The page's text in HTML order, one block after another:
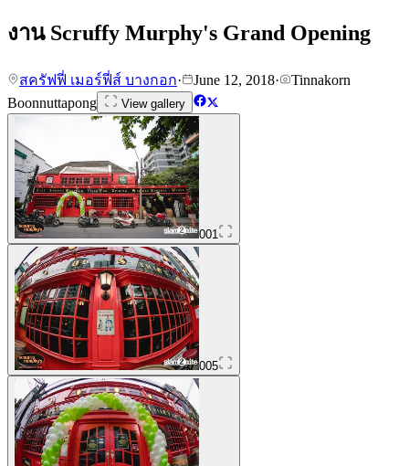
งาน Scruffy Murphy's Grand Opening
สครัฟฟี่ เมอร์ฟี่ส์ บางกอก· June 12, 2018·
Tinnakorn
Boonnuttapong
View gallery
001
005